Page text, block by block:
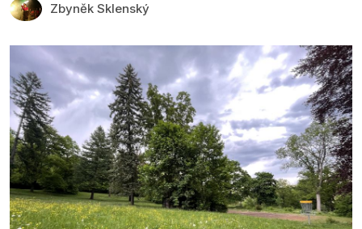
Zbyněk Sklenský